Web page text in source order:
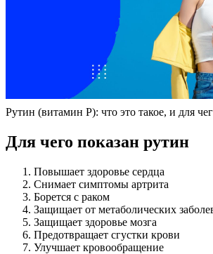
Рутин (витамин Р): что это такое, и для
Для чего показан рутин
Повышает здоровье сердца
Снимает симптомы артрита
Борется с раком
Защищает от метаболических
Защищает здоровье мозга
Предотвращает сгустки крови
Улучшает кровообращение